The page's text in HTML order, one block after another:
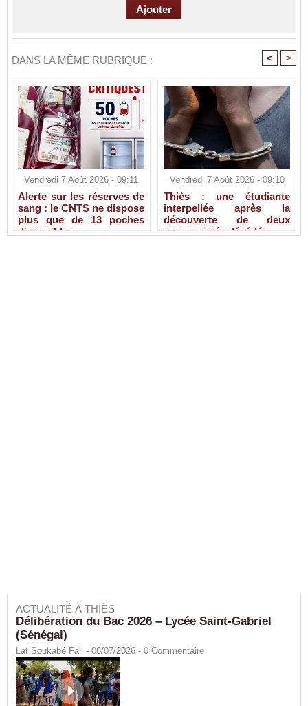
DANS LA MÊME RUBRIQUE : < >
Vendredi 7 Août 2026 - 09:11
Alerte sur les réserves de
sang : le CNTS ne dispose
plus que de 13 poches
disponibles
Vendredi 7 Août 2026 - 09:10
Thiès : une étudiante
interpellée après la
découverte de deux
nouveau-nés décédés
ACTUALITÉ À THIÈS
Délibération du Bac 2026 – Lycée Saint-Gabriel
(Sénégal)
Lat Soukabé Fall - 06/07/2026 - 0 Commentaire